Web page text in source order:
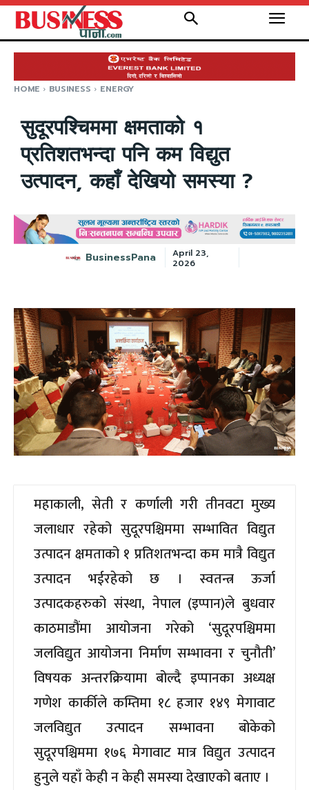
HOME BUSINESS ENERGY
सुदूरपश्चिममा क्षमताको १
प्रतिशतभन्दा पनि कम विद्युत
उत्पादन, कहाँ देखियो समस्या ?
BusinessPana
April 23,
2026
महाकाली, सेती र कर्णाली गरी तीनवटा मुख्य
जलाधार रहेको सुदूरपश्चिममा सम्भावित विद्युत
उत्पादन क्षमताको १ प्रतिशतभन्दा कम मात्रै विद्युत
उत्पादन भईरहेको छ । स्वतन्त्र ऊर्जा
उत्पादकहरुको संस्था, नेपाल (इप्पान)ले बुधवार
काठमाडौंमा आयोजना गरेको ‘सुदूरपश्चिममा
जलविद्युत आयोजना निर्माण सम्भावना र चुनौती’
विषयक अन्तरक्रियामा बोल्दै इप्पानका अध्यक्ष
गणेश कार्कीले कम्तिमा १८ हजार १४९ मेगावाट
जलविद्युत उत्पादन सम्भावना बोकेको
सुदूरपश्चिममा १७६ मेगावाट मात्र विद्युत उत्पादन
हुनुले यहाँ केही न केही समस्या देखाएको बताए ।